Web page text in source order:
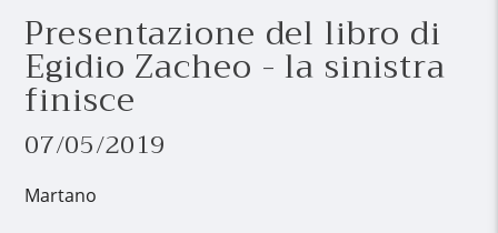
Presentazione del libro di
Egidio Zacheo - la sinistra
finisce
07/05/2019
Martano